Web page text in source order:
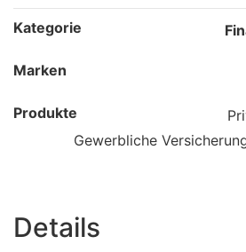
Kategorie
Marken
Produkte
Gewerbliche
Details